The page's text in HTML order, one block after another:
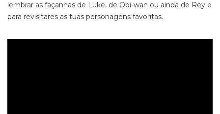
lembrar as façanhas de Luke, de Obi-wan ou ainda de Rey e
para revisitares as tuas personagens favoritas.